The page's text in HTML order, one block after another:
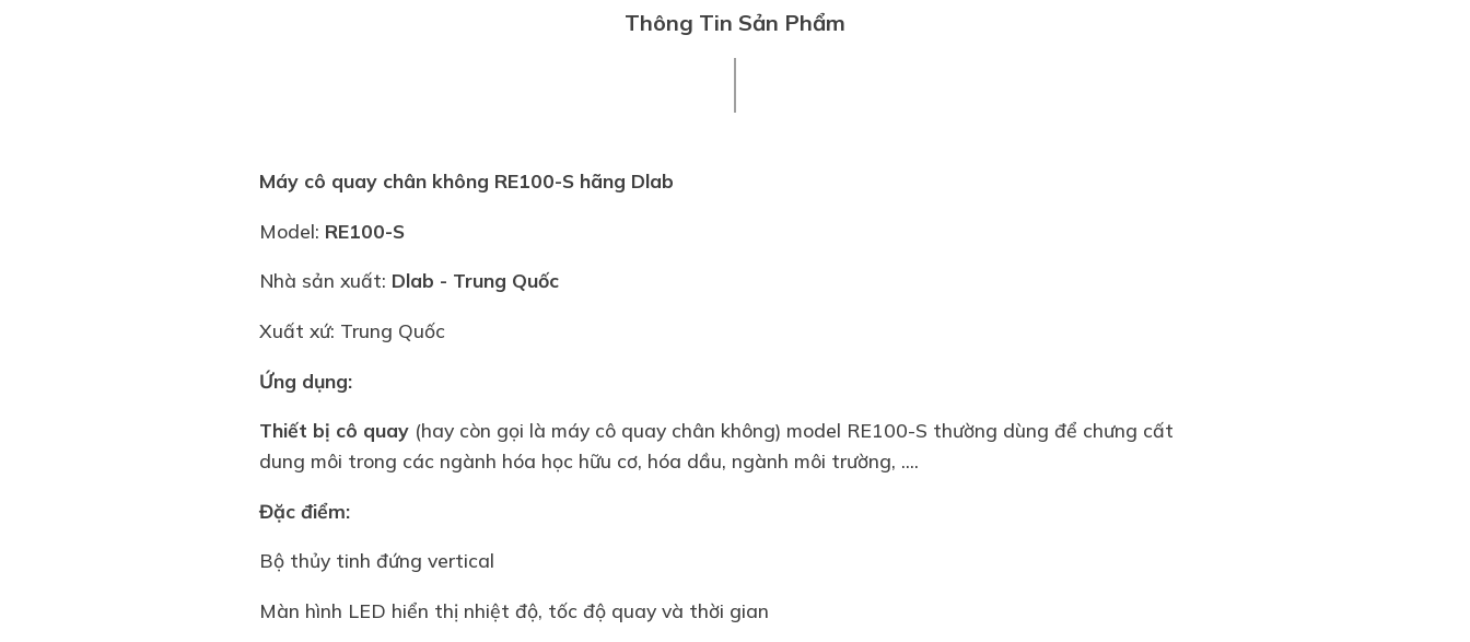
Thông Tin Sản Phẩm
Máy cô quay chân không RE100-S hãng Dlab
Model: RE100-S
Nhà sản xuất: Dlab - Trung Quốc
Xuất xứ: Trung Quốc
Ứng dụng:
Thiết bị cô quay (hay còn gọi là máy cô quay chân không) model RE100-S thường dùng để chưng cất
dung môi trong các ngành hóa học hữu cơ, hóa dầu, ngành môi trường, ....
Đặc điểm:
Bộ thủy tinh đứng vertical
Màn hình LED hiển thị nhiệt độ, tốc độ quay và thời gian